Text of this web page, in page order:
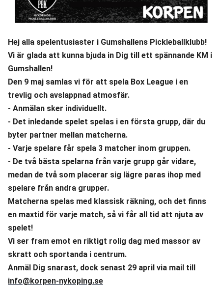
Hej alla spelentusiaster i Gumshallens Pickleballklubb!
Vi är glada att kunna bjuda in Dig till ett spännande KM i
Gumshallen!
Den 9 maj samlas vi för att spela Box League i en
trevlig och avslappnad atmosfär.
- Anmälan sker individuellt.
- Det inledande spelet spelas i en första grupp, där du
byter partner mellan matcherna.
- Varje spelare får spela 3 matcher inom gruppen.
- De två bästa spelarna från varje grupp går vidare,
medan de två som placerar sig lägre paras ihop med
spelare från andra grupper.
Matcherna spelas med klassisk räkning, och det finns
en maxtid för varje match, så vi får all tid att njuta av
spelet!
Vi ser fram emot en riktigt rolig dag med massor av
skratt och sportanda i centrum.
info@korpen-nykoping.se